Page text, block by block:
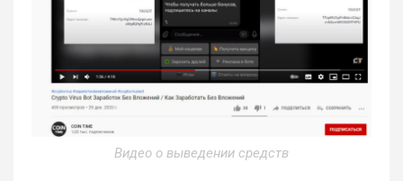
Видео о выведении средств